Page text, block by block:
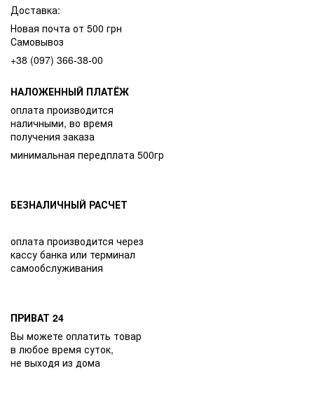
Доставка:
Новая почта от 500 грн
Самовывоз
+38 (097) 366-38-00
НАЛОЖЕННЫЙ ПЛАТЁЖ
оплата производится
наличными, во время
получения заказа
минимальная передплата 500гр
БЕЗНАЛИЧНЫЙ РАСЧЕТ
оплата производится через
кассу банка или терминал
самообслуживания
ПРИВАТ 24
Вы можете оплатить товар
в любое время суток,
не выходя из дома